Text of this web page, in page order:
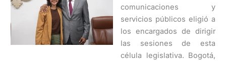
comunicaciones y
servicios públicos eligió a
los encargados de dirigir
las sesiones de esta
célula legislativa. Bogotá,